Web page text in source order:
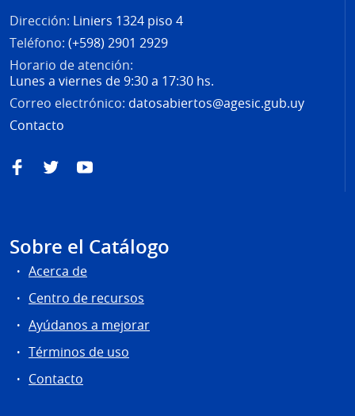
Dirección: Liniers 1324 piso 4
Teléfono: (+598) 2901 2929
Horario de atención:
Lunes a viernes de 9:30 a 17:30 hs.
Correo electrónico: datosabiertos@agesic.gub.uy
Contacto
FacebookTwitterYouTube
Sobre el Catálogo
Acerca de
Centro de recursos
Ayúdanos a mejorar
Términos de uso
Contacto